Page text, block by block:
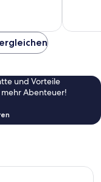
und Vorteile
Abenteuer!